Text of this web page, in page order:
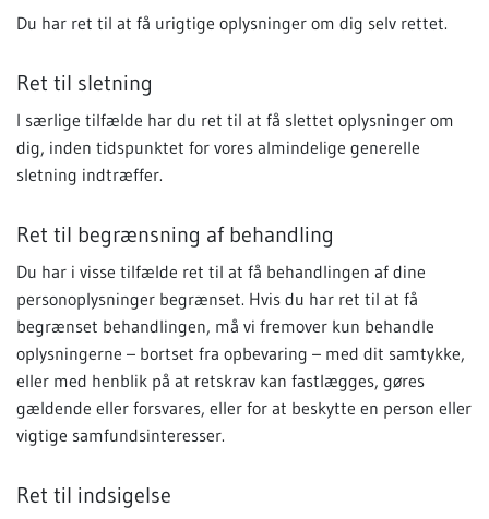
Du har ret til at få urigtige oplysninger om dig selv rettet.
Ret til sletning
I særlige tilfælde har du ret til at få slettet oplysninger om
dig, inden tidspunktet for vores almindelige generelle
sletning indtræffer.
Ret til begrænsning af behandling
Du har i visse tilfælde ret til at få behandlingen af dine
personoplysninger begrænset. Hvis du har ret til at få
begrænset behandlingen, må vi fremover kun behandle
oplysningerne – bortset fra opbevaring – med dit samtykke,
eller med henblik på at retskrav kan fastlægges, gøres
gældende eller forsvares, eller for at beskytte en person eller
vigtige samfundsinteresser.
Ret til indsigelse